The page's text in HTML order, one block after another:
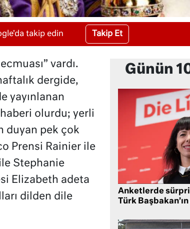
takip edin Takip Et
vardı.
dergide,
yayınlanan
olurdu; yerli
duyan pek çok
Prensi Rainier ile
Stephanie
Elizabeth adeta
dilden dile
Günün
Anketlerde
Türk